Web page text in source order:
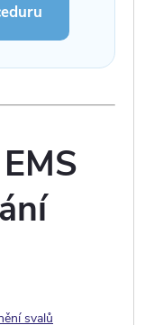
svalů